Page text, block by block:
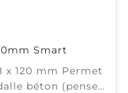
Smart
mm Permet
béton (pensez